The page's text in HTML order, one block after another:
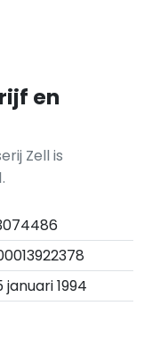
en
Zell is
januari 1994